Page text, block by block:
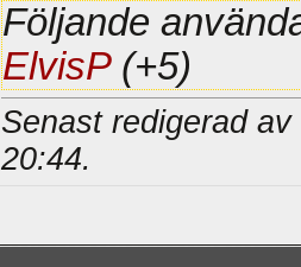
Följande
ElvisP(+5)
Senast redigerad
20:44.